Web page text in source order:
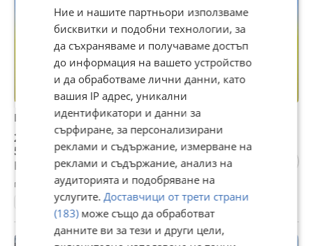
Продава ПАРЦЕЛ, гр. Пазарджик, Промишлена зона
260 450 €
509 395,92 лв
Не се начислява ДДС
гр. Пазарджик, Промишлена зона, 07 август
5209 м² Ток Вода Регулация
Ние и нашите партньори използваме
бисквитки и подобни технологии, за
да съхраняваме и получаваме достъп
до информация на вашето устройство
и да обработваме лични данни, като
вашия IP адрес, уникални
идентификатори и данни за
сърфиране, за персонализирани
реклами и съдържание, измерване на
реклами и съдържание, анализ на
аудиторията и подобряване на
услугите.Доставчици от трети страни
(183)може също да обработват
данните ви за тези и други цели,